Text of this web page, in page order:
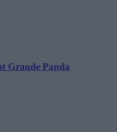
Grande Panda